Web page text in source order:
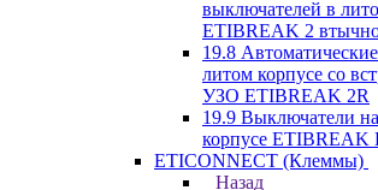
выключателей в
ETIBREAK 2
19.8
литом корпусе со
УЗО ETIBREAK 2R
19.9 Выключатели
корпусе ETIBREAK
ETICONNECT (Клеммы)
Назад